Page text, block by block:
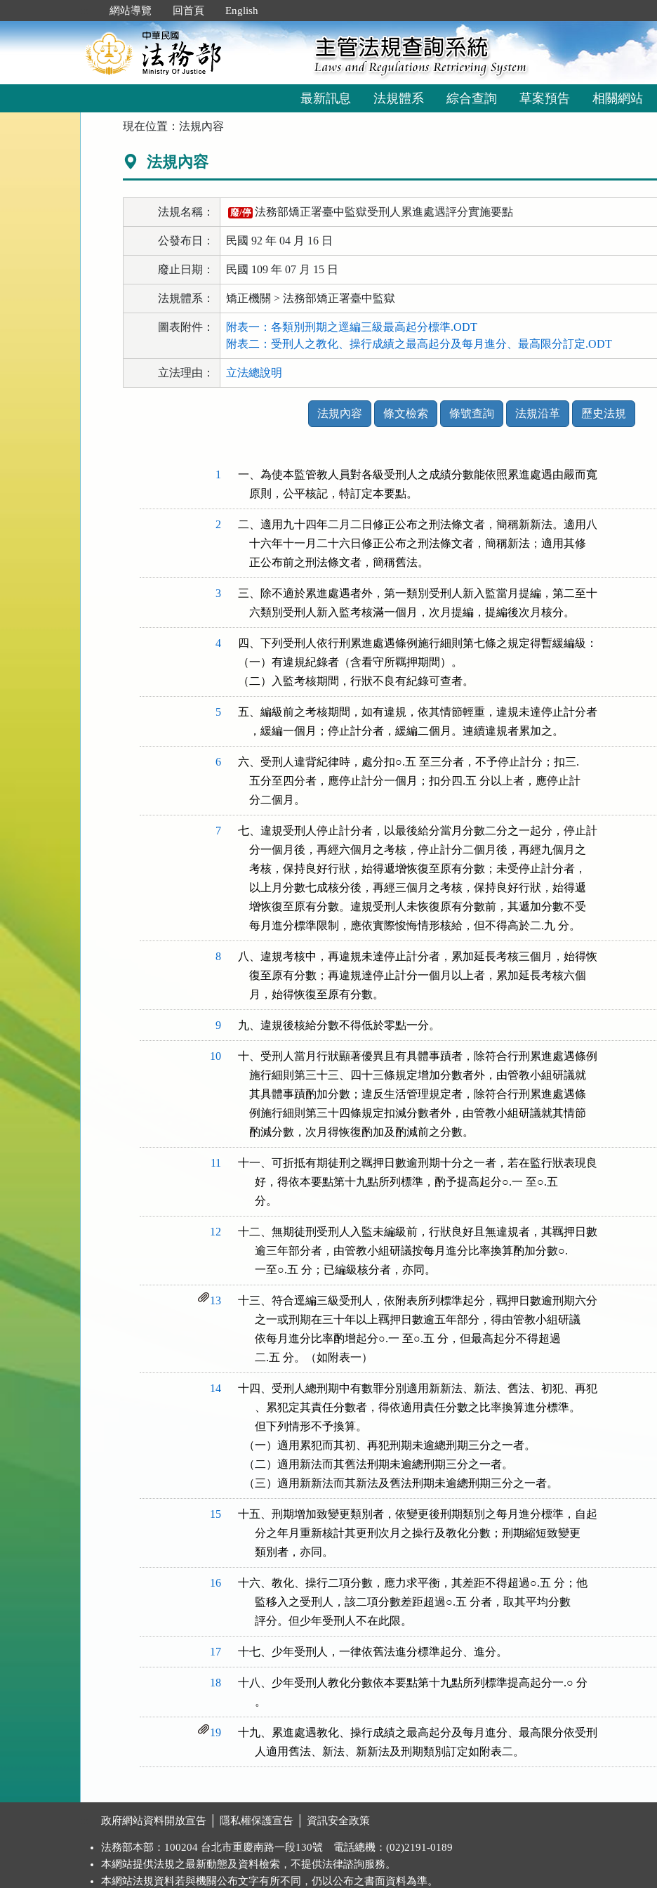
到
主
要
網站導覽 回首頁 English
最新訊息 法規體系 綜合查詢 草案預告 相關網站
現在位置：法規內容
法規內容
法規名稱： 廢/停 法務部矯正署臺中監獄受刑人累進處遇評分實施要點
公發布日： 民國 92 年 04 月 16 日
廢止日期： 民國 109 年 07 月 15 日
法規體系： 矯正機關 > 法務部矯正署臺中監獄
圖表附件：
附表一：各類別刑期之逕編三級最高起分標準.ODT
附表二：受刑人之教化、操行成績之最高起分及每月進分、最高限分訂定.ODT
立法理由： 立法總說明
法規內容 條文檢索 條號查詢 法規沿革 歷史法規
1
一、為使本監管教人員對各級受刑人之成績分數能依照累進處遇由嚴而寬
    原則，公平核記，特訂定本要點。
2
二、適用九十四年二月二日修正公布之刑法條文者，簡稱新新法。適用八
    十六年十一月二十六日修正公布之刑法條文者，簡稱新法；適用其修
    正公布前之刑法條文者，簡稱舊法。
3
三、除不適於累進處遇者外，第一類別受刑人新入監當月提編，第二至十
    六類別受刑人新入監考核滿一個月，次月提編，提編後次月核分。
4
四、下列受刑人依行刑累進處遇條例施行細則第七條之規定得暫緩編級：
（一）有違規紀錄者（含看守所羈押期間）。
（二）入監考核期間，行狀不良有紀錄可查者。
5
五、編級前之考核期間，如有違規，依其情節輕重，違規未達停止計分者
    ，緩編一個月；停止計分者，緩編二個月。連續違規者累加之。
6
六、受刑人違背紀律時，處分扣○.五 至三分者，不予停止計分；扣三.
    五分至四分者，應停止計分一個月；扣分四.五 分以上者，應停止計
    分二個月。
7
七、違規受刑人停止計分者，以最後給分當月分數二分之一起分，停止計
    分一個月後，再經六個月之考核，停止計分二個月後，再經九個月之
    考核，保持良好行狀，始得遞增恢復至原有分數；未受停止計分者，
    以上月分數七成核分後，再經三個月之考核，保持良好行狀，始得遞
    增恢復至原有分數。違規受刑人未恢復原有分數前，其遞加分數不受
    每月進分標準限制，應依實際悛悔情形核給，但不得高於二.九 分。
8
八、違規考核中，再違規未達停止計分者，累加延長考核三個月，始得恢
    復至原有分數；再違規達停止計分一個月以上者，累加延長考核六個
    月，始得恢復至原有分數。
9 九、違規後核給分數不得低於零點一分。
10
十、受刑人當月行狀顯著優異且有具體事蹟者，除符合行刑累進處遇條例
    施行細則第三十三、四十三條規定增加分數者外，由管教小組研議就
    其具體事蹟酌加分數；違反生活管理規定者，除符合行刑累進處遇條
    例施行細則第三十四條規定扣減分數者外，由管教小組研議就其情節
    酌減分數，次月得恢復酌加及酌減前之分數。
11
十一、可折抵有期徒刑之羈押日數逾刑期十分之一者，若在監行狀表現良
      好，得依本要點第十九點所列標準，酌予提高起分○.一 至○.五
      分。
12
十二、無期徒刑受刑人入監未編級前，行狀良好且無違規者，其羈押日數
      逾三年部分者，由管教小組研議按每月進分比率換算酌加分數○.
      一至○.五 分；已編級核分者，亦同。
13
十三、符合逕編三級受刑人，依附表所列標準起分，羈押日數逾刑期六分
      之一或刑期在三十年以上羈押日數逾五年部分，得由管教小組研議
      依每月進分比率酌增起分○.一 至○.五 分，但最高起分不得超過
      二.五 分。（如附表一）
14
十四、受刑人總刑期中有數罪分別適用新新法、新法、舊法、初犯、再犯
      、累犯定其責任分數者，得依適用責任分數之比率換算進分標準。
      但下列情形不予換算。
  （一）適用累犯而其初、再犯刑期未逾總刑期三分之一者。
  （二）適用新法而其舊法刑期未逾總刑期三分之一者。
  （三）適用新新法而其新法及舊法刑期未逾總刑期三分之一者。
15
十五、刑期增加致變更類別者，依變更後刑期類別之每月進分標準，自起
      分之年月重新核計其更刑次月之操行及教化分數；刑期縮短致變更
      類別者，亦同。
16
十六、教化、操行二項分數，應力求平衡，其差距不得超過○.五 分；他
      監移入之受刑人，該二項分數差距超過○.五 分者，取其平均分數
      評分。但少年受刑人不在此限。
17 十七、少年受刑人，一律依舊法進分標準起分、進分。
18
十八、少年受刑人教化分數依本要點第十九點所列標準提高起分一.○ 分
      。
19
十九、累進處遇教化、操行成績之最高起分及每月進分、最高限分依受刑
      人適用舊法、新法、新新法及刑期類別訂定如附表二。
政府網站資料開放宣告 隱私權保護宣告 資訊安全政策
法務部本部：100204 台北市重慶南路一段130號 電話總機：(02)2191-0189
本網站提供法規之最新動態及資料檢索，不提供法律諮詢服務。
本網站法規資料若與機關公布文字有所不同，仍以公布之書面資料為準。